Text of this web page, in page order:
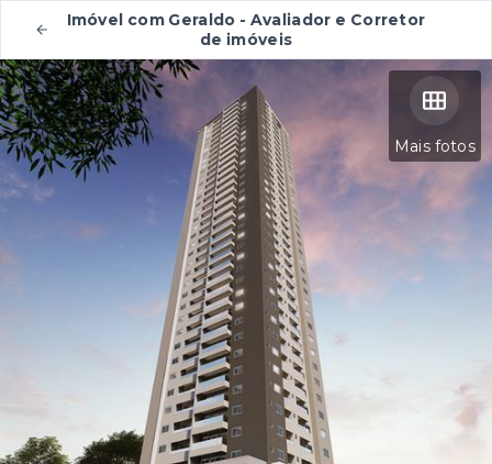
Imóvel com Geraldo - Avaliador e Corretor
de imóveis
Mais fotos